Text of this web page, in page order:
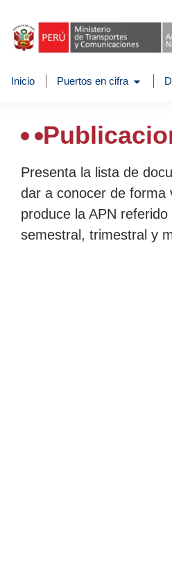
Inicio Puertos en cifra
Presenta la lista de
dar a conocer de forma
produce la APN
semestral, trimestral y